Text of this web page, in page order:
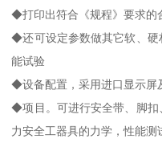
◆打印出符合《规程》要求的
◆还可设定参数做其它软、硬
能试验
◆设备配置，采用进口显示屏
◆项目。可进行安全带、脚扣
力安全工器具的力学，性能测